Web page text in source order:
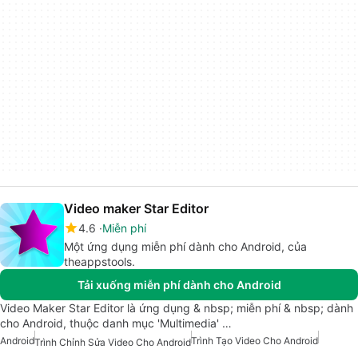
Video maker Star Editor
4.6 Miễn phí
Một ứng dụng miễn phí dành cho Android, của
theappstools.
Tải xuống miễn phí dành cho Android
Video Maker Star Editor là ứng dụng & nbsp; miễn phí & nbsp; dành
cho Android, thuộc danh mục 'Multimedia' …
AndroidTrình Chỉnh Sửa Video Cho AndroidTrình Tạo Video Cho Android